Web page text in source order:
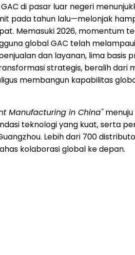
di pasar luar negeri
pada tahun lalu—melonjak
Memasuki 2026, momentum
global GAC telah
dan layanan, lima basis
strategis, beralih
membangun kapabilitas
Manufacturing in China"menuju
teknologi yang kuat, serta
Lebih dari 700
kolaborasi global ke depan.